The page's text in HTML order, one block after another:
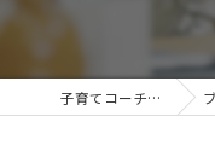
子育てコーチングならYTC ブログ